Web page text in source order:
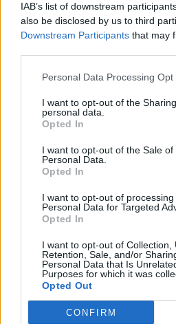
IAB’s list of downstream
also be disclosed by us to third
Downstream Participants that may
Personal Data Processing Opt
I want to opt-out of the
personal data.
Opted In
I want to opt-out of the Sale of
Personal Data.
Opted In
I want to opt-out of processing
Personal Data for Targeted
Opted In
I want to opt-out of Collection,
Retention, Sale, and/or
Personal Data that Is
Purposes for which it was
Opted Out
CONFIRM
1